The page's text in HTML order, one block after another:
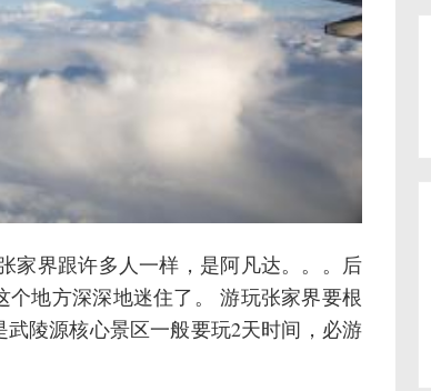
家界跟许多人一样，是阿凡达。。。后
地方深深地迷住了。 游玩张家界要根
陵源核心景区一般要玩2天时间，必游